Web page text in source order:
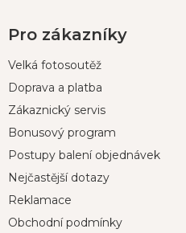
Pro zákazníky
Velká fotosoutěž
Doprava a platba
Zákaznický servis
Bonusový program
Postupy balení objednávek
Nejčastější dotazy
Reklamace
Obchodní podmínky